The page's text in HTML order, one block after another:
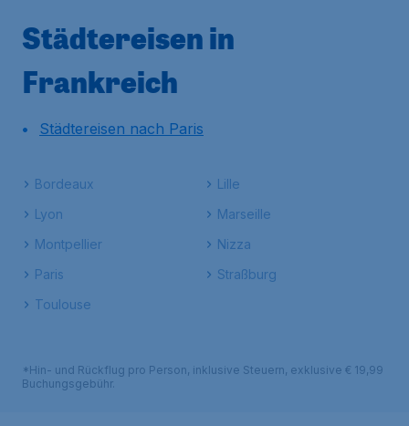
Städtereisen in
Frankreich
Städtereisen nach Paris
Bordeaux
Lille
Lyon
Marseille
Montpellier
Nizza
Paris
Straßburg
Toulouse
*Hin- und Rückflug pro Person, inklusive Steuern, exklusive € 19,99
Buchungsgebühr.